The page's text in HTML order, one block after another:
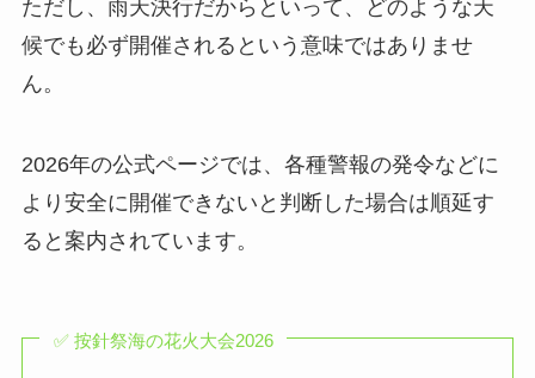
ただし、雨天決行だからといって、どのような天
候でも必ず開催されるという意味ではありませ
ん。
2026年の公式ページでは、各種警報の発令などに
より安全に開催できないと判断した場合は順延す
ると案内されています。
✅ 按針祭海の花火大会2026